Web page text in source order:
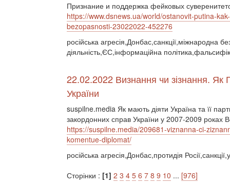
Признание и поддержка фейковых
https://www.dsnews.ua/world/ostanovit-putina-
bezopasnosti-23022022-452276
російська агресія,Донбас,санкції,міжнародна
діяльність,ЄС,інформаційна
22.02.2022 Визнання чи зізнання. Як
України
suspilne.media Як мають діяти Україна та її
закордонних справ України у 2007-2009 роках
https://suspilne.media/209681-viznanna-ci-
komentue-diplomat/
російська агресія,Донбас,протидія
Сторінки : [1] 2 3 4 5 6 7 8 9 10 ... [976]